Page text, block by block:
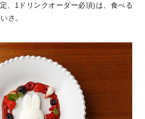
、1ドリンクオーダー必須)は、食べる
さ。